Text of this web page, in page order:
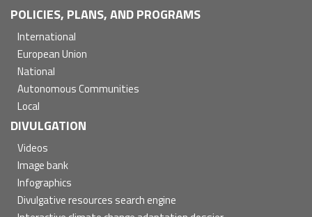
POLICIES, PLANS, AND PROGRAMS
International
European Union
National
Autonomous Communities
Local
DIVULGATION
Videos
Image bank
Infographics
Divulgative resources search engine